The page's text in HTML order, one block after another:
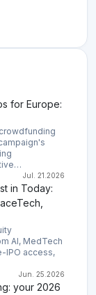
for Europe:
Jul. 21.2026
in Today:
AI, MedTech
IPO access,
Jun. 25.2026
your 2026